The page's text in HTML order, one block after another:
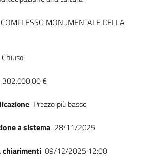
COMPLESSO MONUMENTALE DELLA
Chiuso
382.000,00 €
Prezzo più basso
a sistema 28/11/2025
chiarimenti 09/12/2025 12:00